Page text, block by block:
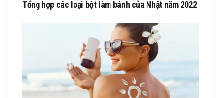
Tổng hợp các loại bột làm bánh của Nhật năm 2022